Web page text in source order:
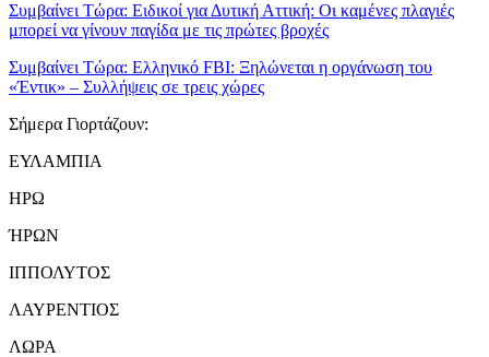
Συμβαίνει Τώρα: Ειδικοί για Δυτική Αττική: Οι καμένες πλαγιές
μπορεί να γίνουν παγίδα με τις πρώτες βροχές
Συμβαίνει Τώρα: Ελληνικό FBI: Ξηλώνεται η οργάνωση του
«Έντικ» – Συλλήψεις σε τρεις χώρες
Σήμερα Γιορτάζουν:
ΕΥΛΑΜΠΙΑ
ΗΡΩ
ΉΡΩΝ
ΙΠΠΟΛΥΤΟΣ
ΛΑΥΡΕΝΤΙΟΣ
ΛΩΡΑ